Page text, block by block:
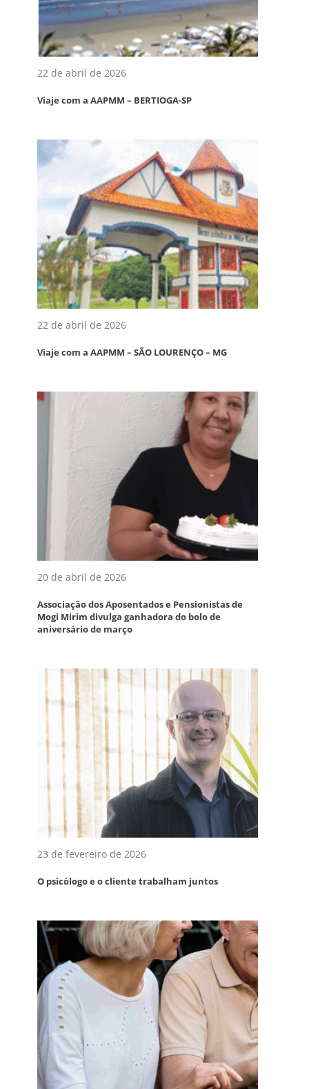
22 de abril de 2026
Viaje com a AAPMM – BERTIOGA-SP
22 de abril de 2026
Viaje com a AAPMM – SÃO LOURENÇO – MG
20 de abril de 2026
Associação dos Aposentados e Pensionistas de
Mogi Mirim divulga ganhadora do bolo de
aniversário de março
23 de fevereiro de 2026
O psicólogo e o cliente trabalham juntos